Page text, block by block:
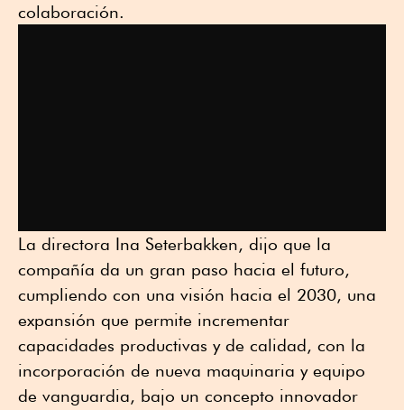
colaboración.
La directora Ina Seterbakken, dijo que la
compañía da un gran paso hacia el futuro,
cumpliendo con una visión hacia el 2030, una
expansión que permite incrementar
capacidades productivas y de calidad, con la
incorporación de nueva maquinaria y equipo
de vanguardia, bajo un concepto innovador